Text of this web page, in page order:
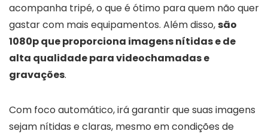
acompanha tripé, o que é ótimo para quem não quer
gastar com mais equipamentos. Além disso,são
1080p que proporciona imagens nítidas e de
alta qualidade para videochamadas e
gravações.
Com foco automático, irá garantir que suas imagens
sejam nítidas e claras, mesmo em condições de